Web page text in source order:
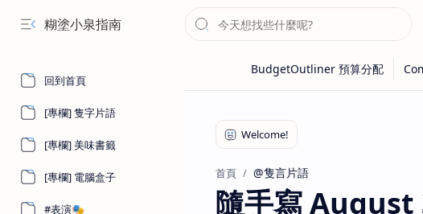
糊塗小泉指南
回到首頁
[專欄] 隻字片語
[專欄] 美味書籤
[專欄] 電腦盒子
#表演🎭
首頁 @隻言片語
隨手寫